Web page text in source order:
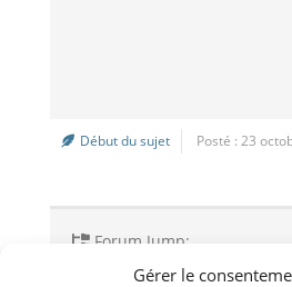
Gérer le
Début du sujet Posté : 23
Forum Jump: